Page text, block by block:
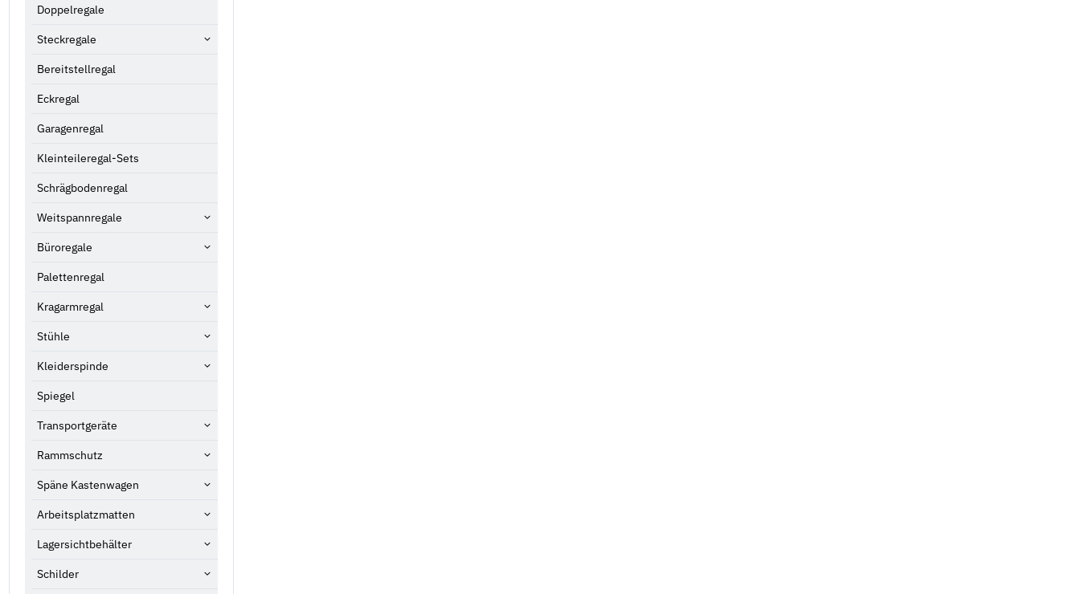
Doppelregale
Steckregale
Bereitstellregal
Eckregal
Garagenregal
Kleinteileregal-Sets
Schrägbodenregal
Weitspannregale
Büroregale
Palettenregal
Kragarmregal
Stühle
Kleiderspinde
Spiegel
Transportgeräte
Rammschutz
Späne Kastenwagen
Arbeitsplatzmatten
Lagersichtbehälter
Schilder